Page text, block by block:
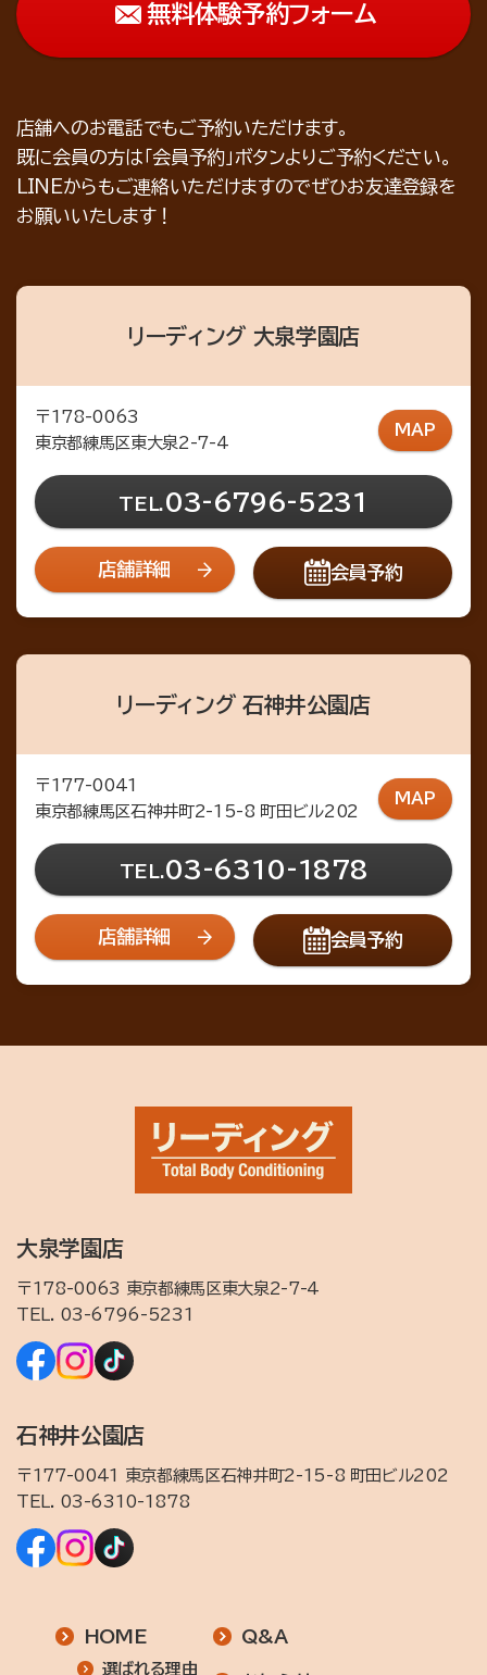
無料体験予約フォーム
店舗へのお電話でもご予約いただけます。
既に会員の方は「会員予約」ボタンよりご予約ください。
LINEからもご連絡いただけますのでぜひお友達登録を
お願いいたします！
リーディング 大泉学園店
〒178-0063
東京都練馬区東大泉2-7-4
MAP
TEL.03-6796-5231
店舗詳細 会員予約
リーディング 石神井公園店
〒177-0041
東京都練馬区石神井町2-15-8 町田ビル202
MAP
TEL.03-6310-1878
店舗詳細 会員予約
大泉学園店
〒178-0063 東京都練馬区東大泉2-7-4
TEL. 03-6796-5231
石神井公園店
〒177-0041 東京都練馬区石神井町2-15-8 町田ビル202
TEL. 03-6310-1878
HOME
選ばれる理由
Q&A